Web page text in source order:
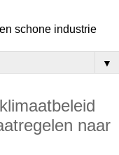
schone industrie
▼
naar